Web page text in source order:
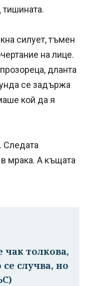
тишината.
силует, тъмен
на лице.
дланта
се задържа
кой да я
Следата
мрака. А къщата
чак толкова,
случва, но